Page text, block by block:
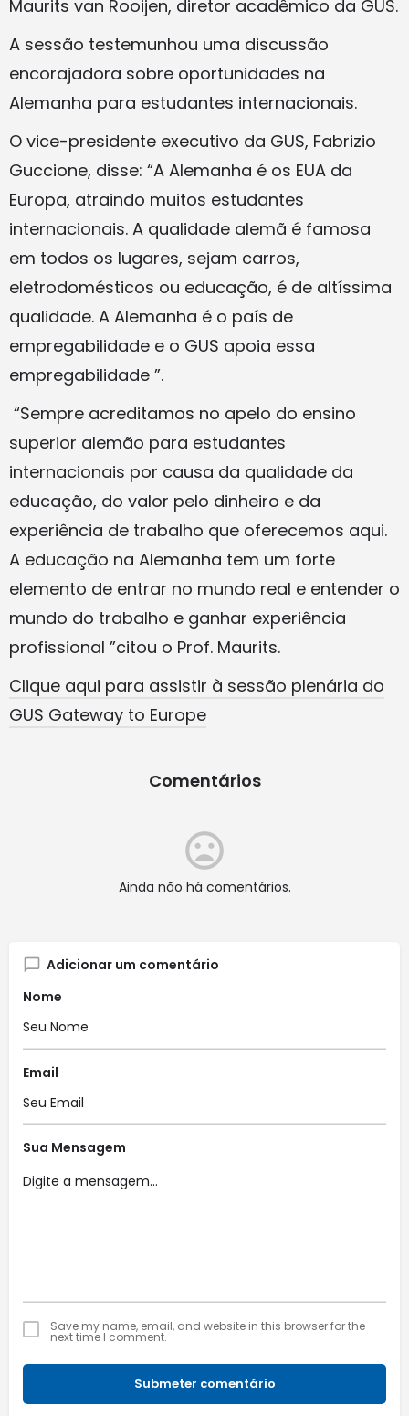
Maurits van Rooijen, diretor acadêmico da GUS.
A sessão testemunhou uma discussão
encorajadora sobre oportunidades na
Alemanha para estudantes internacionais.
O vice-presidente executivo da GUS, Fabrizio
Guccione, disse: “A Alemanha é os EUA da
Europa, atraindo muitos estudantes
internacionais. A qualidade alemã é famosa
em todos os lugares, sejam carros,
eletrodomésticos ou educação, é de altíssima
qualidade. A Alemanha é o país de
empregabilidade e o GUS apoia essa
empregabilidade ”.
“Sempre acreditamos no apelo do ensino
superior alemão para estudantes
internacionais por causa da qualidade da
educação, do valor pelo dinheiro e da
experiência de trabalho que oferecemos aqui.
A educação na Alemanha tem um forte
elemento de entrar no mundo real e entender o
mundo do trabalho e ganhar experiência
profissional ”citou o Prof. Maurits.
Clique aqui para assistir à sessão plenária do
GUS Gateway to Europe
Comentários
Ainda não há comentários.
Adicionar um comentário
Nome
Email
Sua Mensagem
Save my name, email, and website in this browser for the
next time I comment.
Submeter comentário